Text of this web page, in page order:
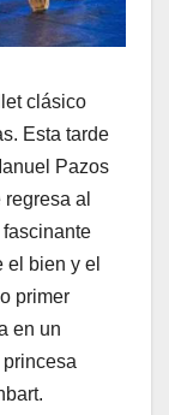
clásico
Esta tarde
Pazos
al
el bien y el
primer
en un